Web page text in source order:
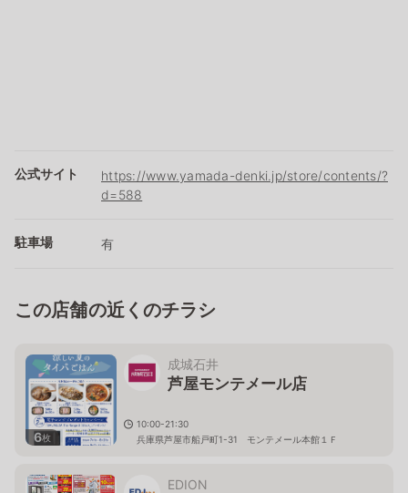
公式サイト
https://www.yamada-denki.jp/store/contents/?
d=588
駐車場 有
この店舗の近くのチラシ
6枚
成城石井
芦屋モンテメール店
10:00-21:30
兵庫県芦屋市船戸町1-31 モンテメール本館１Ｆ
EDION